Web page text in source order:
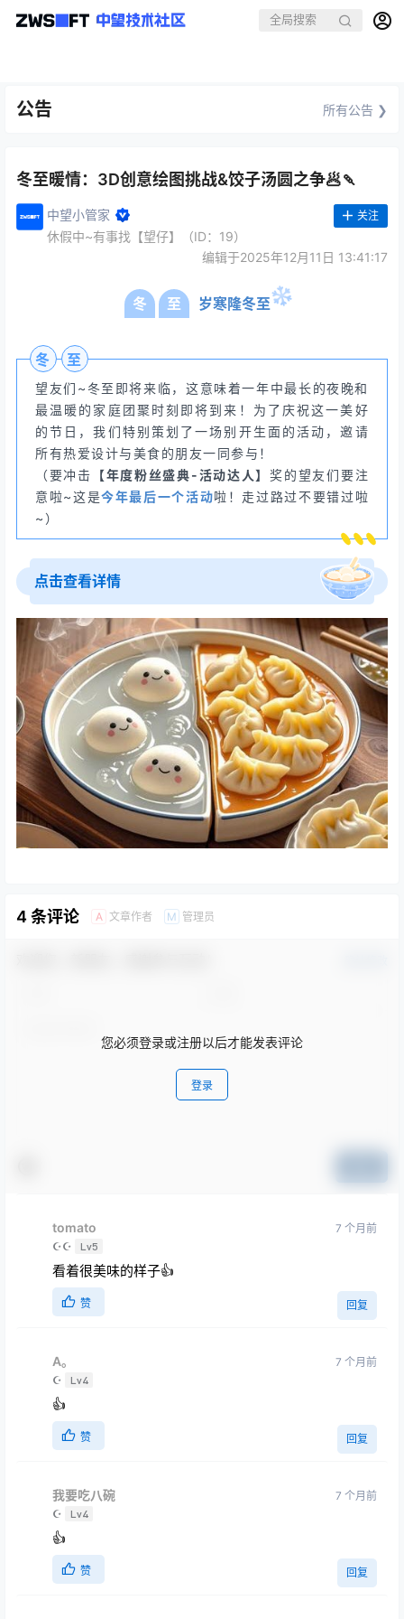
公告 所有公告 ❯
冬至暖情：3D创意绘图挑战&饺子汤圆之争🥟🍡
中望小管家
休假中~有事找【望仔】（ID：19）
关注
编辑于2025年12月11日 13:41:17
冬 至 岁寒隆冬至
冬 至
望友们~冬至即将来临，这意味着一年中最长的夜晚和
最温暖的家庭团聚时刻即将到来！为了庆祝这一美好
的节日，我们特别策划了一场别开生面的活动，邀请
所有热爱设计与美食的朋友一同参与！
（要冲击
【年度粉丝盛典-活动达人】奖的望友们要注
意啦~这是今年最后一个活动啦！走过路过不要错过啦
~）
点击查看详情
4 条评论 A 文章作者 M 管理员
您必须登录或注册以后才能发表评论
登录
tomato
☪☪ Lv5
7 个月前
看着很美味的样子👍
赞 回复
A。
☪ Lv4
7 个月前
👍
赞 回复
我要吃八碗
☪ Lv4
7 个月前
👍
赞 回复